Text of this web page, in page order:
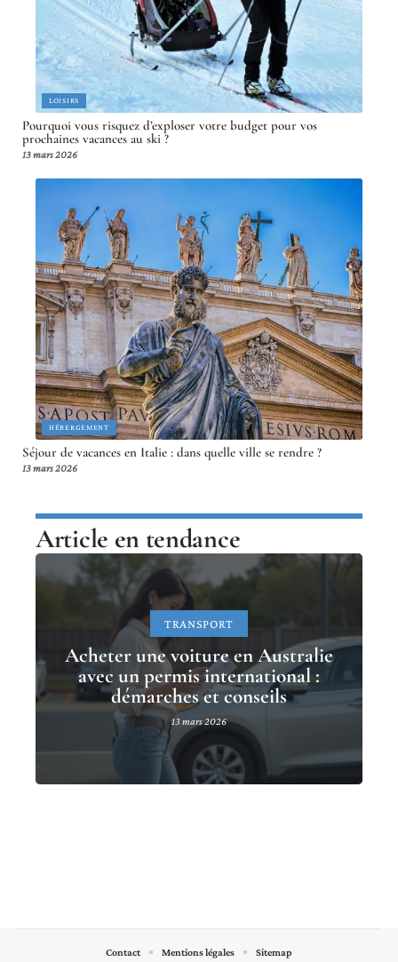
LOISIRS
Pourquoi vous risquez d’exploser votre budget pour vos
prochaines vacances au ski ?
13 mars 2026
HÉBERGEMENT
Séjour de vacances en Italie : dans quelle ville se rendre ?
13 mars 2026
Article en tendance
TRANSPORT
Acheter une voiture en Australie
avec un permis international :
démarches et conseils
13 mars 2026
Contact Mentions légales Sitemap